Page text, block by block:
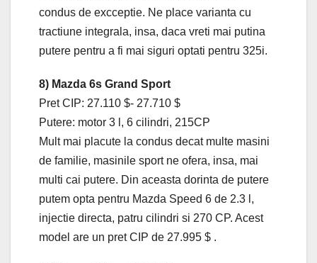
condus de excceptie. Ne place varianta cu
tractiune integrala, insa, daca vreti mai putina
putere pentru a fi mai siguri optati pentru 325i.
8) Mazda 6s Grand Sport
Pret CIP: 27.110 $- 27.710 $
Putere: motor 3 l, 6 cilindri, 215CP
Mult mai placute la condus decat multe masini
de familie, masinile sport ne ofera, insa, mai
multi cai putere. Din aceasta dorinta de putere
putem opta pentru Mazda Speed 6 de 2.3 l,
injectie directa, patru cilindri si 270 CP. Acest
model are un pret CIP de 27.995 $ .